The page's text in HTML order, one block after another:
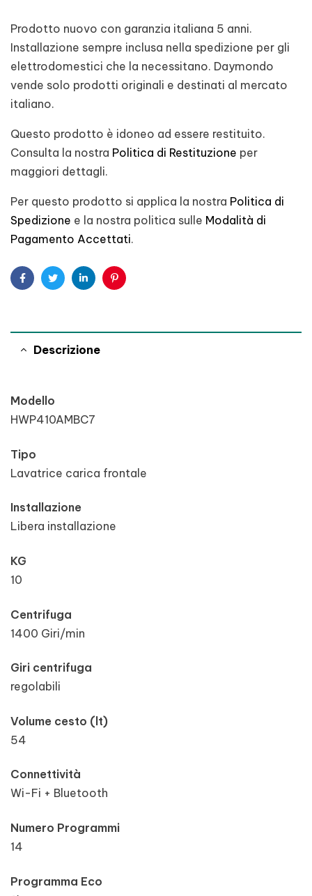
Prodotto nuovo con garanzia italiana 5 anni.
Installazione sempre inclusa nella spedizione per gli
elettrodomestici che la necessitano. Daymondo
vende solo prodotti originali e destinati al mercato
italiano.
Questo prodotto è idoneo ad essere restituito.
Consulta la nostra Politica di Restituzione per
maggiori dettagli.
Per questo prodotto si applica la nostra Politica di
Spedizione e la nostra politica sulle Modalità di
Pagamento Accettati.
FacebookTwitterLinkedinPinterest
Descrizione
Modello
HWP410AMBC7
Tipo
Lavatrice carica frontale
Installazione
Libera installazione
KG
10
Centrifuga
1400 Giri/min
Giri centrifuga
regolabili
Volume cesto (lt)
54
Connettività
Wi-Fi + Bluetooth
Numero Programmi
14
Programma Eco